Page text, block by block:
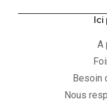
Ici
A
Besoin
Nous